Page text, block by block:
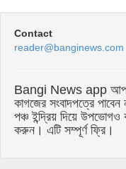
Contact
reader@banginews.com
Bangi News app
কাগজের সংবাদপত্রে
পঞ্চ ইন্দ্রিয় দিয়ে
করুন। এটি সম্পূর্ণ ফ্রি।